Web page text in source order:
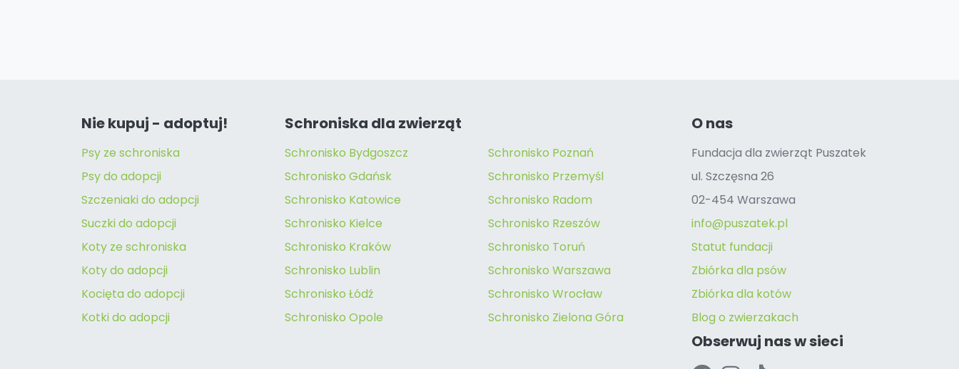
Nie kupuj - adoptuj!
Psy ze schroniska
Psy do adopcji
Szczeniaki do adopcji
Suczki do adopcji
Koty ze schroniska
Koty do adopcji
Kocięta do adopcji
Kotki do adopcji
Schroniska dla zwierząt
Schronisko Bydgoszcz
Schronisko Gdańsk
Schronisko Katowice
Schronisko Kielce
Schronisko Kraków
Schronisko Lublin
Schronisko Łódź
Schronisko Opole
Schronisko Poznań
Schronisko Przemyśl
Schronisko Radom
Schronisko Rzeszów
Schronisko Toruń
Schronisko Warszawa
Schronisko Wrocław
Schronisko Zielona Góra
O nas
Fundacja dla zwierząt Puszatek
ul. Szczęsna 26
02-454 Warszawa
info@puszatek.pl
Statut fundacji
Zbiórka dla psów
Zbiórka dla kotów
Blog o zwierzakach
Obserwuj nas w sieci